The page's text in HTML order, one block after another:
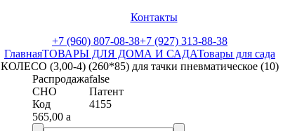
Контакты
+7 (960) 807-08-38+7 (927) 313-88-38
ГлавнаяТОВАРЫ ДЛЯ ДОМА И САДАТовары для сада
КОЛЕСО (3,00-4) (260*85) для тачки пневматическое (10)
Распродажаfalse
СНО
Патент
Код
4155
565,00 a